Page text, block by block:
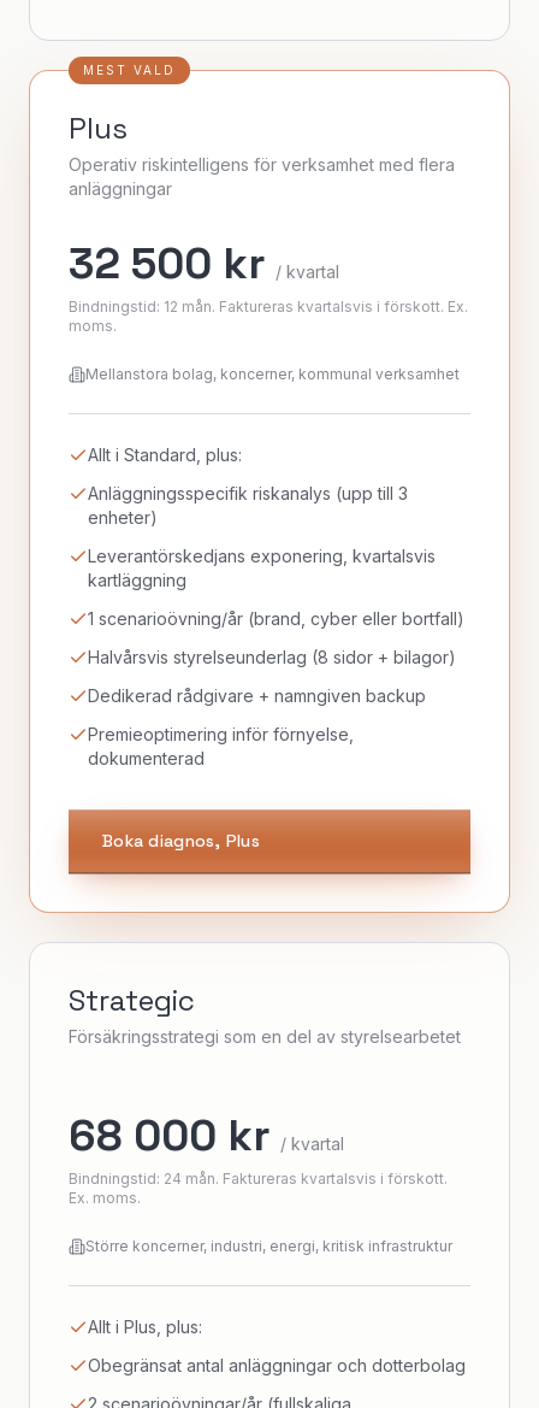
MEST VALD
Plus
Operativ riskintelligens för verksamhet med flera
anläggningar
32 500 kr / kvartal
Bindningstid: 12 mån. Faktureras kvartalsvis i förskott. Ex.
moms.
Mellanstora bolag, koncerner, kommunal verksamhet
Allt i Standard, plus:
Anläggningsspecifik riskanalys (upp till 3
enheter)
Leverantörskedjans exponering, kvartalsvis
kartläggning
1 scenarioövning/år (brand, cyber eller bortfall)
Halvårsvis styrelseunderlag (8 sidor + bilagor)
Dedikerad rådgivare + namngiven backup
Premieoptimering inför förnyelse,
dokumenterad
Boka diagnos, Plus
Strategic
Försäkringsstrategi som en del av styrelsearbetet
68 000 kr / kvartal
Bindningstid: 24 mån. Faktureras kvartalsvis i förskott.
Ex. moms.
Större koncerner, industri, energi, kritisk infrastruktur
Allt i Plus, plus:
Obegränsat antal anläggningar och dotterbolag